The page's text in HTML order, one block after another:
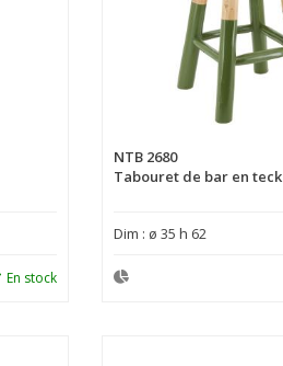
En stock
NTB 2680
Tabouret de bar en teck
Dim : ø 35 h 62